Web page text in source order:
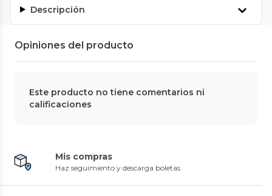
Descripción
Opiniones del producto
Este producto no tiene comentarios ni
calificaciones
Mis compras
Haz seguimiento y descarga boletas